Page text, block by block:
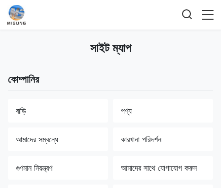
সাইট ম্যাপ
কোম্পানির
বাড়ি পণ্য
আমাদের সম্বন্ধে কারখানা পরিদর্শন
গুণমান নিয়ন্ত্রণ আমাদের সাথে যোগাযোগ করুন